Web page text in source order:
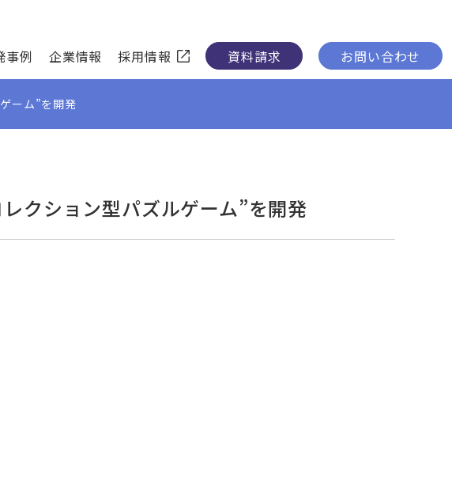
事例 企業情報 採用情報 資料請求 お問い合わせ
ーム”を開発
クション型パズルゲーム”を開発